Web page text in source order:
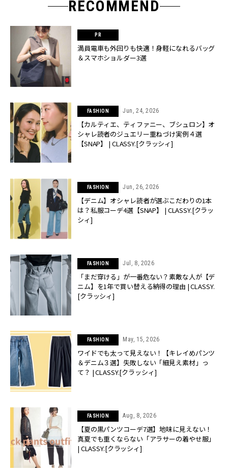
RECOMMEND
満員電車も外回りも快適！身軽になれるバッグ
＆スマホショルダー3選
FASHION Jun, 24, 2026
【カルティエ、ティファニー、ブシュロン】オ
シャレ読者のジュエリー重ねづけ実例４選
【SNAP】 | CLASSY.[クラッシィ]
FASHION Jun, 26, 2026
【デニム】オシャレ読者が選ぶこだわりの1本
は？私服コーデ4選【SNAP】 | CLASSY.[クラッ
シィ]
FASHION Jul, 8, 2026
「まだ穿ける」が一番危ない？素敵な人が【デ
ニム】を1年で買い替える納得の理由 | CLASSY.
[クラッシィ]
FASHION May, 15, 2026
ワイドでも太って見えない！【キレイめパンツ
＆デニム３選】失敗しない「細見え素材」っ
て？ | CLASSY.[クラッシィ]
FASHION Aug, 8, 2026
【夏の黒パンツコーデ7選】地味に見えない！
真夏でも重くならない「アラサーの着やせ服」
| CLASSY.[クラッシィ]